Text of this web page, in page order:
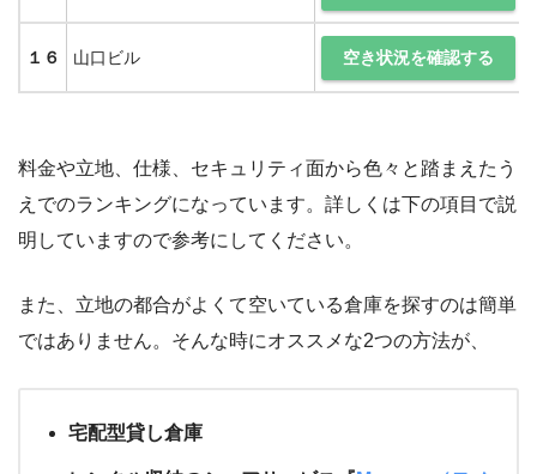
１６ 山口ビル 空き状況を確認する
料金や立地、仕様、セキュリティ面から色々と踏まえたう
えでのランキングになっています。詳しくは下の項目で説
明していますので参考にしてください。
また、立地の都合がよくて空いている倉庫を探すのは簡単
ではありません。そんな時にオススメな2つの方法が、
宅配型貸し倉庫